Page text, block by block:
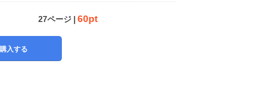
27ページ | 60pt
購入する